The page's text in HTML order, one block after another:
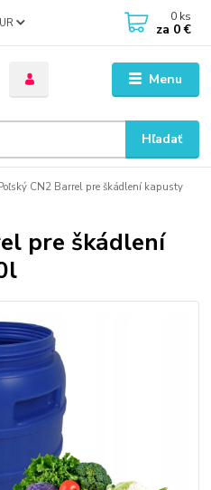
Menu
Hľadať
0 ks
za 0 €
CN2 Barrel pre škádlení kapusty
pre škádlení